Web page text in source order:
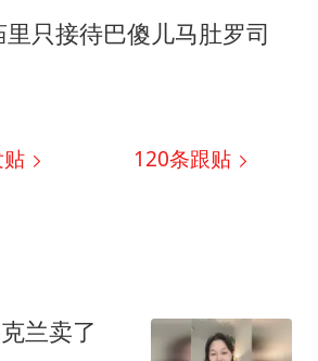
只接待巴傻儿马肚罗司
120条跟贴
兰卖了